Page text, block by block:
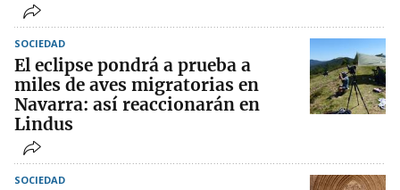
SOCIEDAD
El eclipse pondrá a prueba a
miles de aves migratorias en
Navarra: así reaccionarán en
Lindus
SOCIEDAD